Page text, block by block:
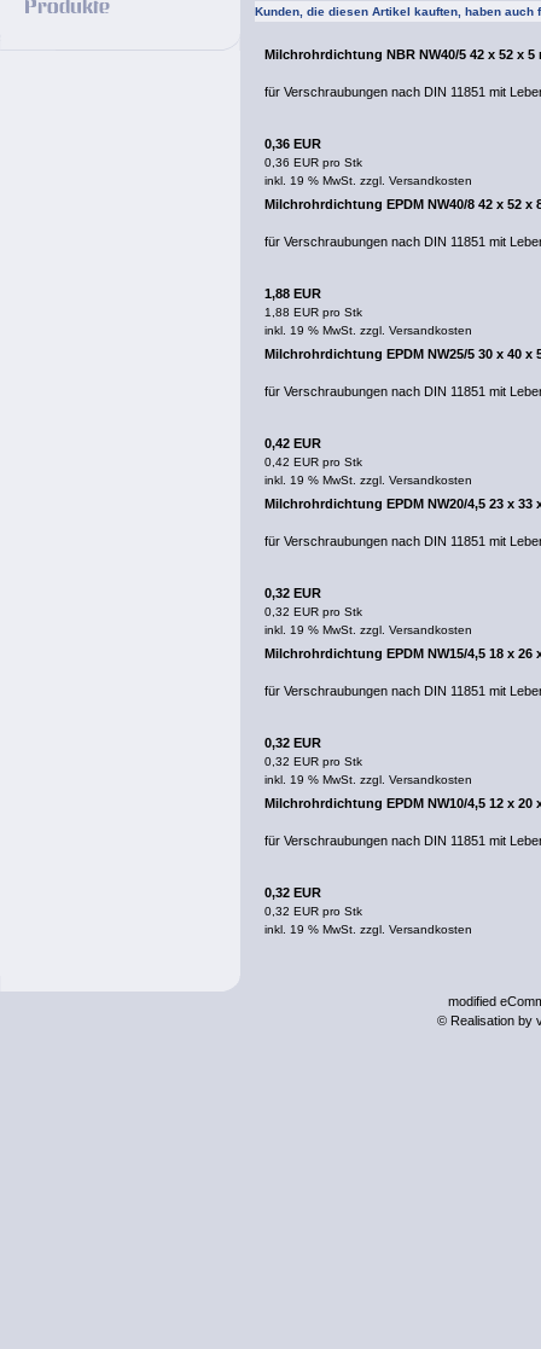
Kunden, die diesen Artikel kauften, haben auch
Milchrohrdichtung NBR NW40/5 42 x 52 x 5
für Verschraubungen nach DIN 11851 mit
0,36 EUR
0,36 EUR pro Stk
inkl. 19 % MwSt. zzgl. Versandkosten
Milchrohrdichtung EPDM NW40/8 42 x 52 x
für Verschraubungen nach DIN 11851 mit
1,88 EUR
1,88 EUR pro Stk
inkl. 19 % MwSt. zzgl. Versandkosten
Milchrohrdichtung EPDM NW25/5 30 x 40 x
für Verschraubungen nach DIN 11851 mit
0,42 EUR
0,42 EUR pro Stk
inkl. 19 % MwSt. zzgl. Versandkosten
Milchrohrdichtung EPDM NW20/4,5 23 x 33
für Verschraubungen nach DIN 11851 mit
0,32 EUR
0,32 EUR pro Stk
inkl. 19 % MwSt. zzgl. Versandkosten
Milchrohrdichtung EPDM NW15/4,5 18 x 26
für Verschraubungen nach DIN 11851 mit
0,32 EUR
0,32 EUR pro Stk
inkl. 19 % MwSt. zzgl. Versandkosten
Milchrohrdichtung EPDM NW10/4,5 12 x 20
für Verschraubungen nach DIN 11851 mit
0,32 EUR
0,32 EUR pro Stk
inkl. 19 % MwSt. zzgl. Versandkosten
modified
© Realisation by